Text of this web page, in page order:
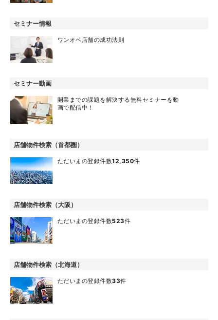
セミナー情報
ワンオペ店舗の成功法則
セミナー動画
開業までの課題を解決する無料セミナーを動
画で配信中！
店舗物件検索（首都圏）
ただいまの登録件数12,350件
店舗物件検索（大阪）
ただいまの登録件数523件
店舗物件検索（北海道）
ただいまの登録件数33件